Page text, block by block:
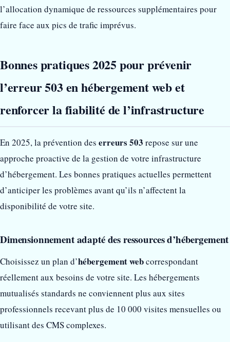
l’allocation dynamique de ressources supplémentaires pour
faire face aux pics de trafic imprévus.
Bonnes pratiques 2025 pour prévenir
l’erreur 503 en hébergement web et
renforcer la fiabilité de l’infrastructure
En 2025, la prévention des erreurs 503 repose sur une
approche proactive de la gestion de votre infrastructure
d’hébergement. Les bonnes pratiques actuelles permettent
d’anticiper les problèmes avant qu’ils n’affectent la
disponibilité de votre site.
Dimensionnement adapté des ressources d’hébergement
Choisissez un plan d’hébergement webcorrespondant
réellement aux besoins de votre site. Les hébergements
mutualisés standards ne conviennent plus aux sites
professionnels recevant plus de 10 000 visites mensuelles ou
utilisant des CMS complexes.